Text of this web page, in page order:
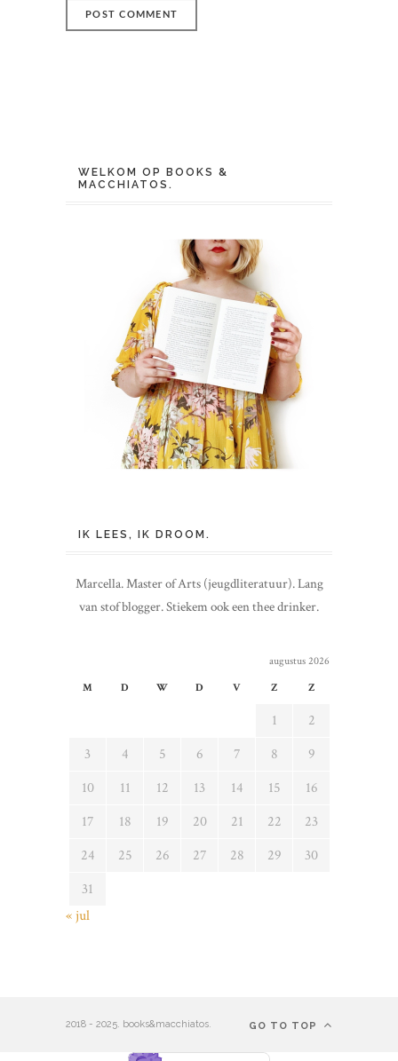
WELKOM OP BOOKS &
MACCHIATOS.
IK LEES, IK DROOM.
Marcella. Master of Arts (jeugdliteratuur). Lang
van stof blogger. Stiekem ook een thee drinker.
augustus 2026
M
D W D V Z Z
1
2
3
4 5 6 7 8
9
10
11 12 13 14 15
16
17
18 19 20 21 22
23
24
25 26 27 28 29
30
31
« jul
2018 - 2025. books&macchiatos. GO TO TOP